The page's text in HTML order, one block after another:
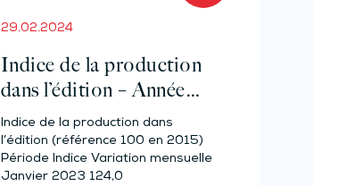
29.02.2024
Indice de la production
dans l’édition – Année
2023
Indice de la production dans
l’édition (référence 100 en 2015)
Période Indice Variation mensuelle
Janvier 2023 124,0